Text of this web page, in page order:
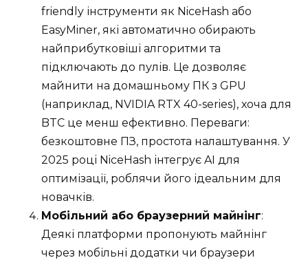
friendly інструменти як NiceHash або
EasyMiner, які автоматично обирають
найприбутковіші алгоритми та
підключають до пулів. Це дозволяє
майнити на домашньому ПК з GPU
(наприклад, NVIDIA RTX 40-series), хоча для
BTC це менш ефективно. Переваги:
безкоштовне ПЗ, простота налаштування. У
2025 році NiceHash інтегрує AI для
оптимізації, роблячи його ідеальним для
новачків.
Мобільний або браузерний майнінг:
Деякі платформи пропонують майнінг
через мобільні додатки чи браузери